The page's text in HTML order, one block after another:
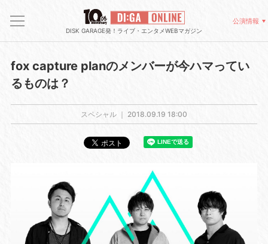
DISK GARAGE発！ライブ・エンタメWEBマガジン
公演情報
fox capture planのメンバーが今ハマってい
るものは？
スペシャル ｜ 2018.09.19 18:00